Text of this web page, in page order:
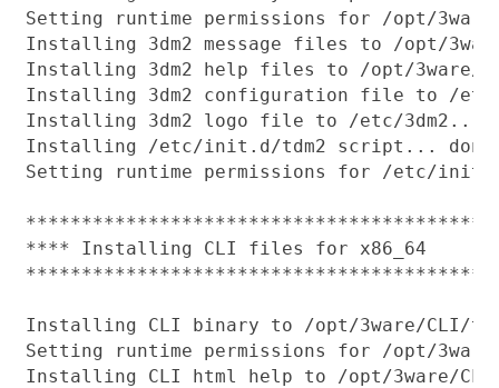
Setting runtime permissions for /opt/3ware/
Installing 3dm2 message files to /opt/
Installing 3dm2 help files to /opt/3ware/
Installing 3dm2 configuration file to /etc/
Installing 3dm2 logo file to /etc/3dm2...
Installing /etc/init.d/tdm2 script...
Setting runtime permissions for /etc/
******************************************
**** Installing CLI files for x86_64
******************************************
Installing CLI binary to /opt/3ware/CLI/
Setting runtime permissions for /opt/
Installing CLI html help to /opt/3ware/